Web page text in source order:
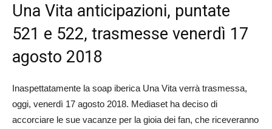
Una Vita anticipazioni, puntate
521 e 522, trasmesse venerdì 17
agosto 2018
Inaspettatamente la soap iberica Una Vita verrà trasmessa,
oggi, venerdì 17 agosto 2018. Mediaset ha deciso di
accorciare le sue vacanze per la gioia dei fan, che riceveranno